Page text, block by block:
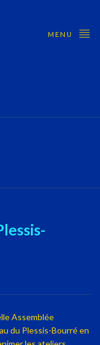
MENU
Assemblée
du Plessis-Bourré en